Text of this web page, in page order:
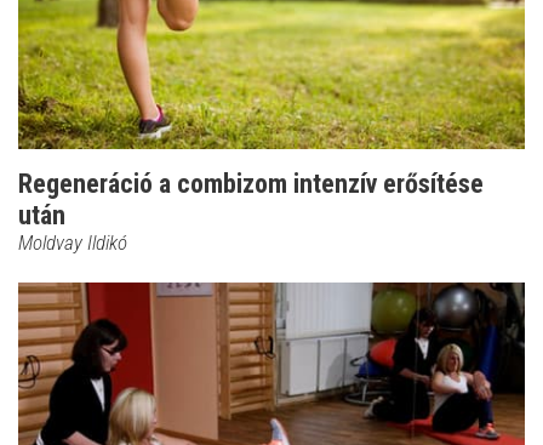
Regeneráció a combizom intenzív erősítése
után
Moldvay Ildikó